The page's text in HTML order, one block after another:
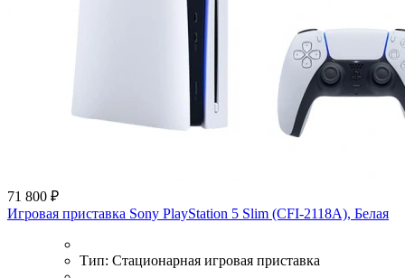
71 800 ₽
Игровая приставка Sony PlayStation 5 Slim (CFI-2118A), Белая
Тип: Стационарная игровая приставка